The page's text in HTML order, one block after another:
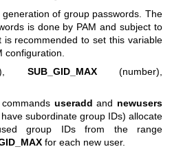
of group passwords. The
is done by PAM and subject to
is recommended to set this variable
configuration.
SUB_GID_MAX(number),
useradd and newusers
subordinate group IDs) allocate
group IDs from the range
for each new user.